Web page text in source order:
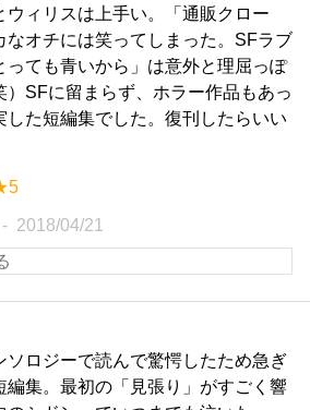
ウィリスは上手い。「通販クロー
なオチには笑ってしまった。SFラブ
っても青いから」は意外と理屈っぽ
）SFに留まらず、ホラー作品もあっ
した短編集でした。復刊したらいい
2018/04/21
ソロジーで読んで驚愕したため急ぎ
編集。最初の「見張り」がすごく響